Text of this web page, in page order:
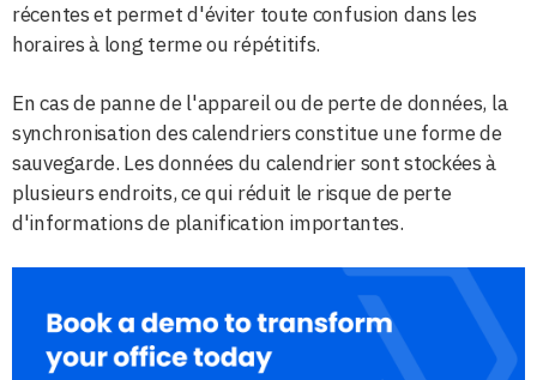
récentes et permet d'éviter toute confusion dans les
horaires à long terme ou répétitifs.
En cas de panne de l'appareil ou de perte de données, la
synchronisation des calendriers constitue une forme de
sauvegarde. Les données du calendrier sont stockées à
plusieurs endroits, ce qui réduit le risque de perte
d'informations de planification importantes.